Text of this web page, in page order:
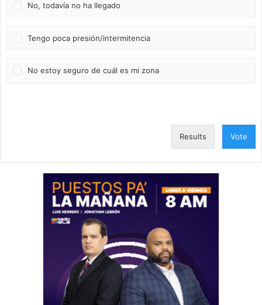
No, todavía no ha llegado
Tengo poca presión/intermitencia
No estoy seguro de cuál es mi zona
Results Vote